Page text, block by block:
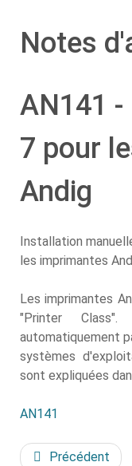
Notes
AN141
7 pour
Andig
Installation
les imprimantes
Les imprimantes
"Printer
automatiquement
systèmes
sont expliquées
AN141
Précédent